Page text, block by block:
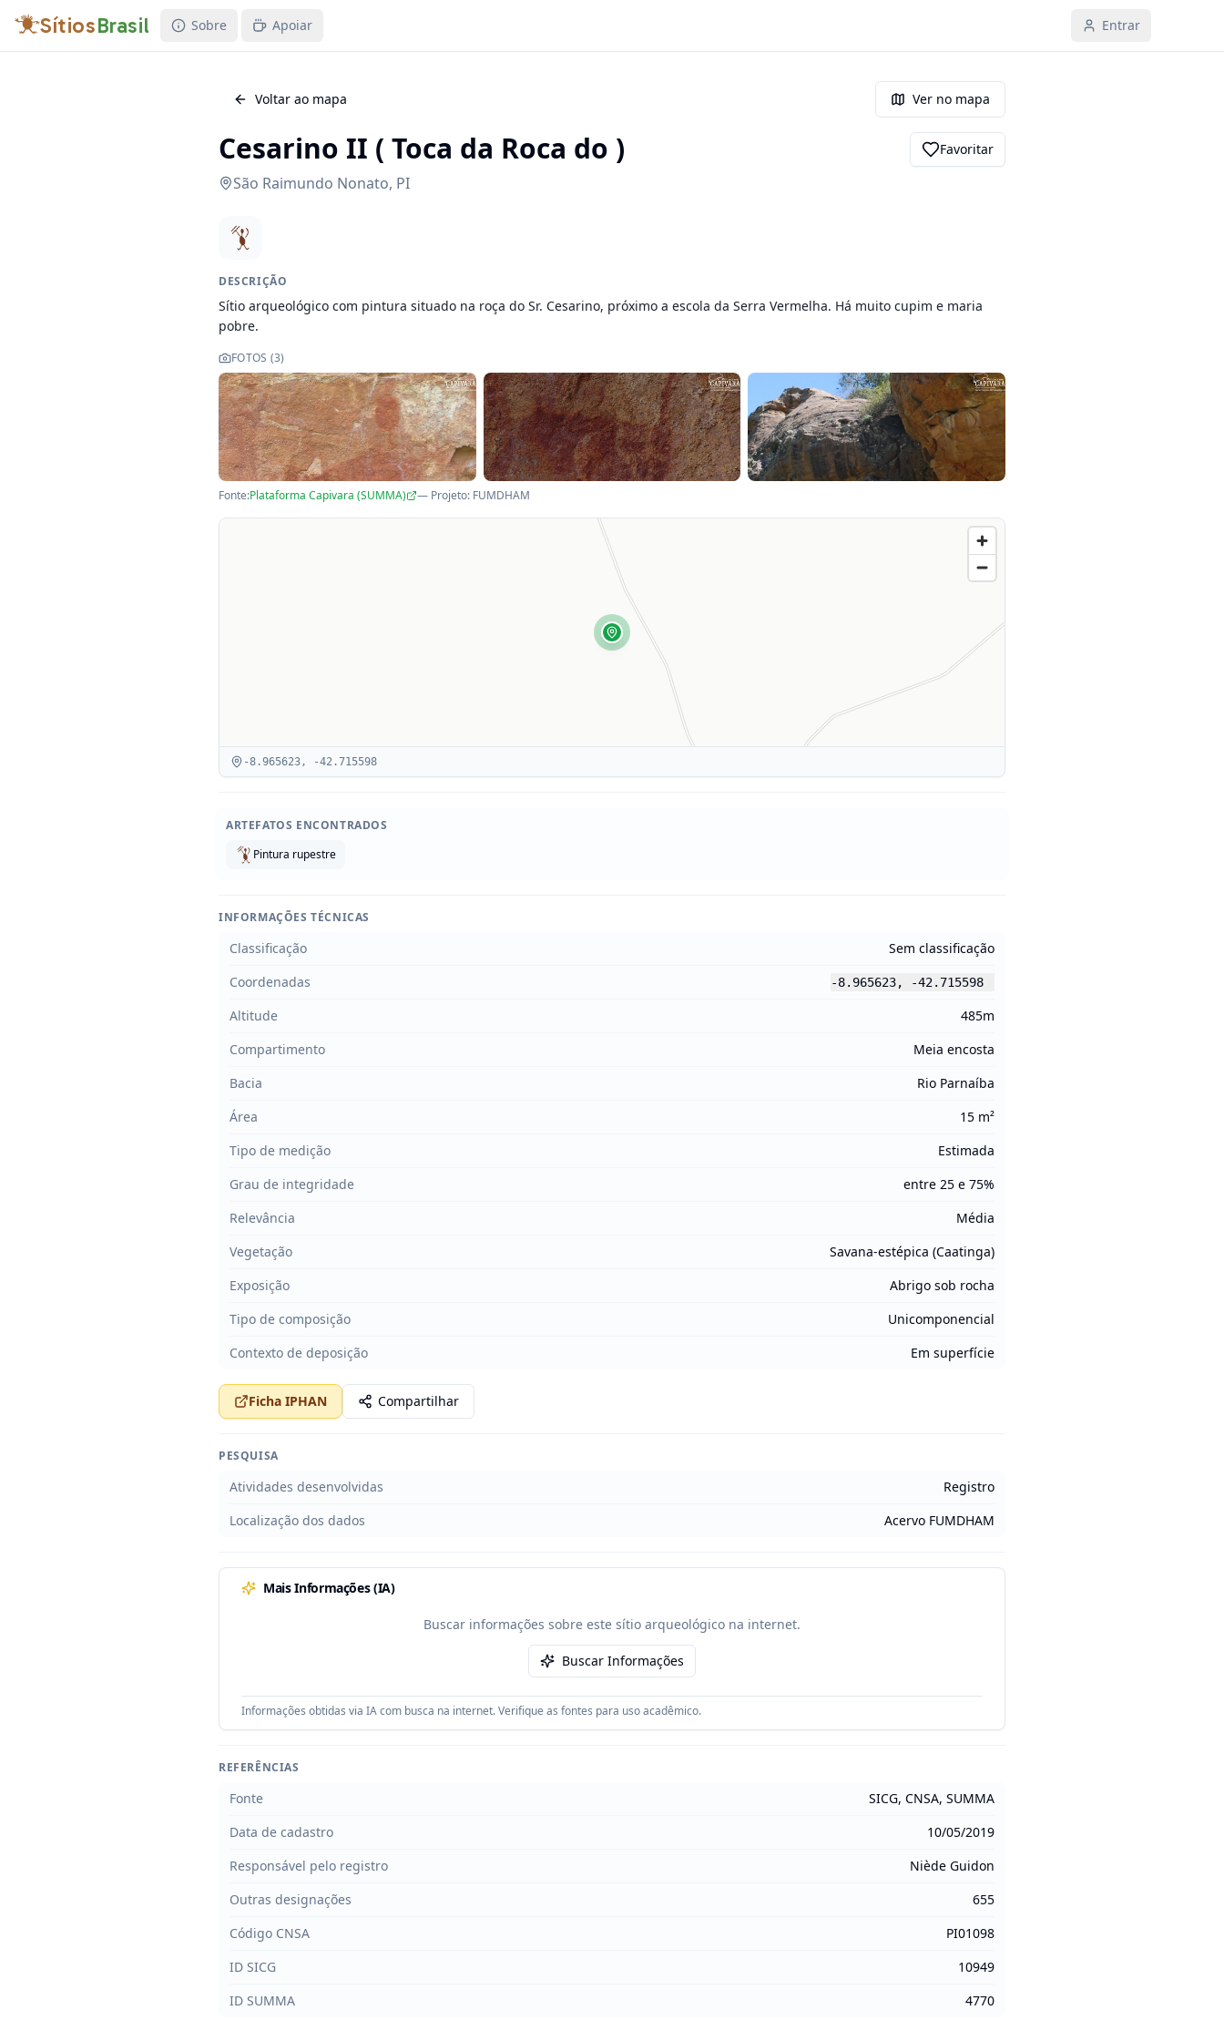
SítiosBrasil Sobre Apoiar Entrar
Voltar ao mapa Ver no mapa
Cesarino II ( Toca da Roca do )
São Raimundo Nonato, PI
Favoritar
DESCRIÇÃO
Sítio arqueológico com pintura situado na roça do Sr. Cesarino, próximo a escola da Serra Vermelha. Há muito cupim e maria
pobre.
FOTOS (3)
Fonte:Plataforma Capivara (SUMMA) — Projeto: FUMDHAM
-8.965623, -42.715598
ARTEFATOS ENCONTRADOS
Pintura rupestre
INFORMAÇÕES TÉCNICAS
Classificação
Sem classificação
Coordenadas
-8.965623, -42.715598
Altitude
485m
Compartimento
Meia encosta
Bacia
Rio Parnaíba
Área
15 m²
Tipo de medição
Estimada
Grau de integridade
entre 25 e 75%
Relevância
Média
Vegetação
Savana-estépica (Caatinga)
Exposição
Abrigo sob rocha
Tipo de composição
Unicomponencial
Contexto de deposição
Em superfície
Ficha IPHAN Compartilhar
PESQUISA
Atividades desenvolvidas
Registro
Localização dos dados
Acervo FUMDHAM
Mais Informações (IA)
Buscar informações sobre este sítio arqueológico na internet.
Buscar Informações
Informações obtidas via IA com busca na internet. Verifique as fontes para uso acadêmico.
REFERÊNCIAS
Fonte
SICG, CNSA, SUMMA
Data de cadastro
10/05/2019
Responsável pelo registro
Niède Guidon
Outras designações
655
Código CNSA
PI01098
ID SICG
10949
ID SUMMA
4770